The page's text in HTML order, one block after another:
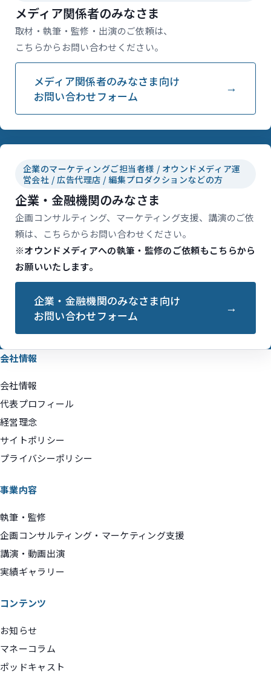
メディア関係者のみなさま
取材・執筆・監修・出演のご依頼は、
こちらからお問い合わせください。
メディア関係者のみなさま向け
お問い合わせフォーム
企業のマーケティングご担当者様 / オウンドメディア運
営会社 / 広告代理店 / 編集プロダクションなどの方
企業・金融機関のみなさま
企画コンサルティング、マーケティング支援、講演のご依
頼は、こちらからお問い合わせください。
※オウンドメディアへの執筆・監修のご依頼もこちらから
お願いいたします。
企業・金融機関のみなさま向け
お問い合わせフォーム
会社情報
会社情報
代表プロフィール
経営理念
サイトポリシー
プライバシーポリシー
事業内容
執筆・監修
企画コンサルティング・マーケティング支援
講演・動画出演
実績ギャラリー
コンテンツ
お知らせ
マネーコラム
ポッドキャスト